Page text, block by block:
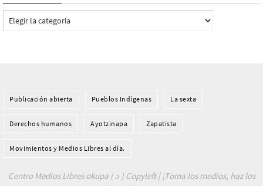
Categorías
Publicación abierta Pueblos Indí­genas La sexta
Derechos humanos Ayotzinapa Zapatista
Movimientos y Medios Libres al día.
Centro Medios Libres okupa ( ɔ ) Copyleft | ¡Toma los medios, haz los